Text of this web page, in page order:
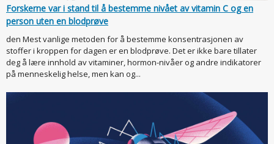
Forskerne var i stand til å bestemme nivået av vitamin C og en
person uten en blodprøve
den Mest vanlige metoden for å bestemme konsentrasjonen av
stoffer i kroppen for dagen er en blodprøve. Det er ikke bare tillater
deg å lære innhold av vitaminer, hormon-nivåer og andre indikatorer
på menneskelig helse, men kan og...